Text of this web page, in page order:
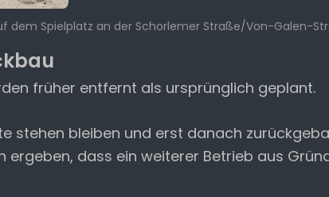
Spielplatz an der Schorlemer Straße/Von-Galen-
früher entfernt als ursprünglich geplant.
stehen bleiben und erst danach
dass ein weiterer Betrieb aus